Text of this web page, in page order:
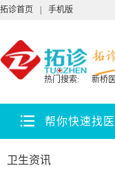
拓诊首页 手机版
热门搜索: 新桥
帮你快速找
卫生资讯